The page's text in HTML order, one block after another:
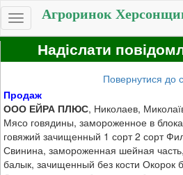
Toggle
navigation
Агроринок
Надіслати
Повернутися до
Продаж
ООО ЕЙРА ПЛЮС, Николаев,
Мясо говядины, замороженное в
говяжий зачищенный 1 сорт 2 сорт
Свинина, замороженная шейная
балык, зачищенный без кости Окорок